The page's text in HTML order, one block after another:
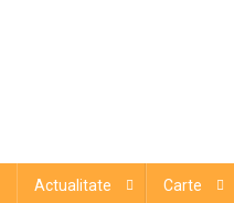
Actualitate Carte